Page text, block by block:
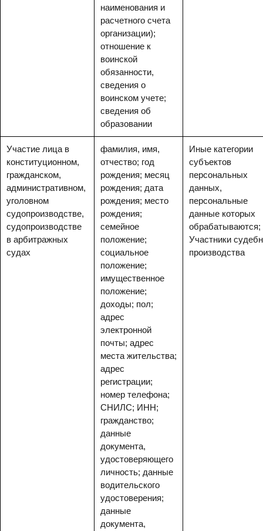
наименования и
расчетного счета
организации);
отношение к
воинской
обязанности,
сведения о
воинском учете;
сведения об
образовании
Участие лица в
конституционном,
гражданском,
административном,
уголовном
судопроизводстве,
судопроизводстве
в арбитражных
судах
фамилия, имя,
отчество; год
рождения; месяц
рождения; дата
рождения; место
рождения;
семейное
положение;
социальное
положение;
имущественное
положение;
доходы; пол;
адрес
электронной
почты; адрес
места жительства;
адрес
регистрации;
номер телефона;
СНИЛС; ИНН;
гражданство;
данные
документа,
удостоверяющего
личность; данные
водительского
удостоверения;
данные
документа,
Иные категории
субъектов
персональных
данных,
персональные
данные которых
обрабатываются;
Участники
производства